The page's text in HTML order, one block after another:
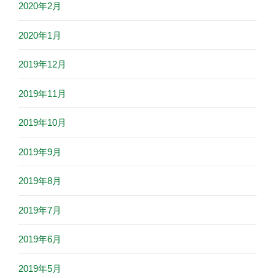
2020年2月
2020年1月
2019年12月
2019年11月
2019年10月
2019年9月
2019年8月
2019年7月
2019年6月
2019年5月